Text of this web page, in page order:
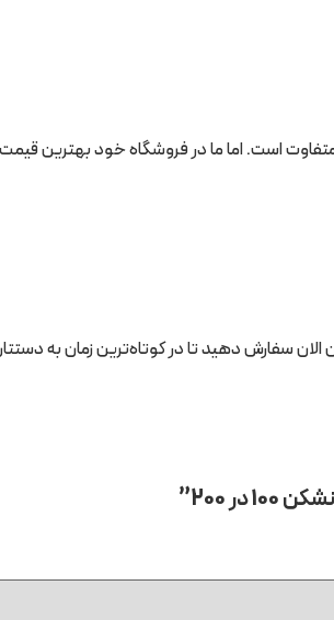
سفارش دهید تا در کوتاه‌ترین زمان به
200”